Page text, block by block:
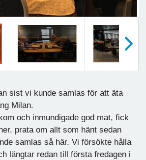
sist vi kunde samlas för att äta
Milan.
och inmundigade god mat, fick
prata om allt som hänt sedan
samlas så här. Vi försökte hålla
längtar redan till första fredagen i